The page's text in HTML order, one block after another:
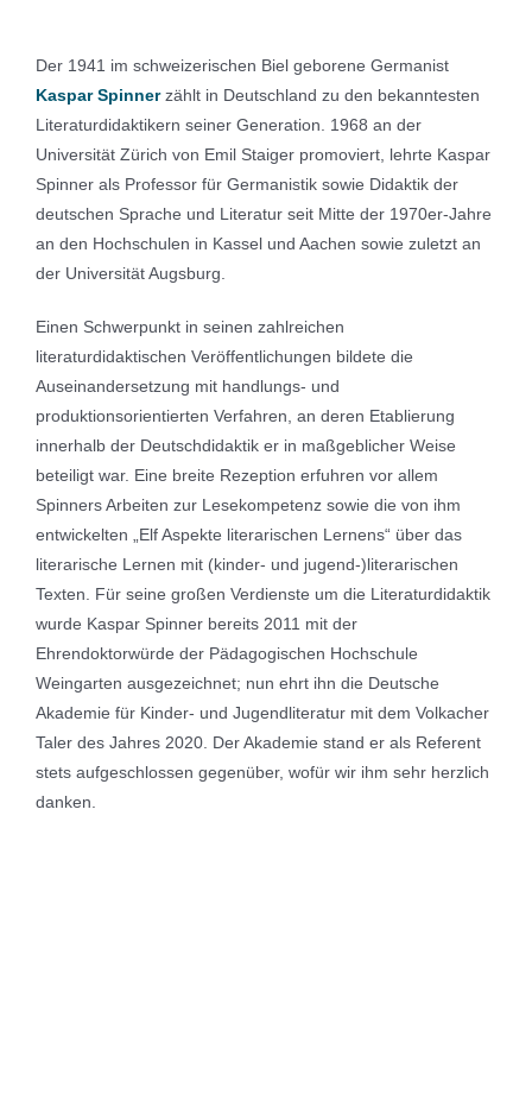
Der 1941 im schweizerischen Biel geborene Germanist
Kaspar Spinnerzählt in Deutschland zu den bekanntesten
Literaturdidaktikern seiner Generation. 1968 an der
Universität Zürich von Emil Staiger promoviert, lehrte Kaspar
Spinner als Professor für Germanistik sowie Didaktik der
deutschen Sprache und Literatur seit Mitte der 1970er-Jahre
an den Hochschulen in Kassel und Aachen sowie zuletzt an
der Universität Augsburg.
Einen Schwerpunkt in seinen zahlreichen
literaturdidaktischen Veröffentlichungen bildete die
Auseinandersetzung mit handlungs- und
produktionsorientierten Verfahren, an deren Etablierung
innerhalb der Deutschdidaktik er in maßgeblicher Weise
beteiligt war. Eine breite Rezeption erfuhren vor allem
Spinners Arbeiten zur Lesekompetenz sowie die von ihm
entwickelten „Elf Aspekte literarischen Lernens“ über das
literarische Lernen mit (kinder- und jugend-)literarischen
Texten. Für seine großen Verdienste um die Literaturdidaktik
wurde Kaspar Spinner bereits 2011 mit der
Ehrendoktorwürde der Pädagogischen Hochschule
Weingarten ausgezeichnet; nun ehrt ihn die Deutsche
Akademie für Kinder- und Jugendliteratur mit dem Volkacher
Taler des Jahres 2020. Der Akademie stand er als Referent
stets aufgeschlossen gegenüber, wofür wir ihm sehr herzlich
danken.